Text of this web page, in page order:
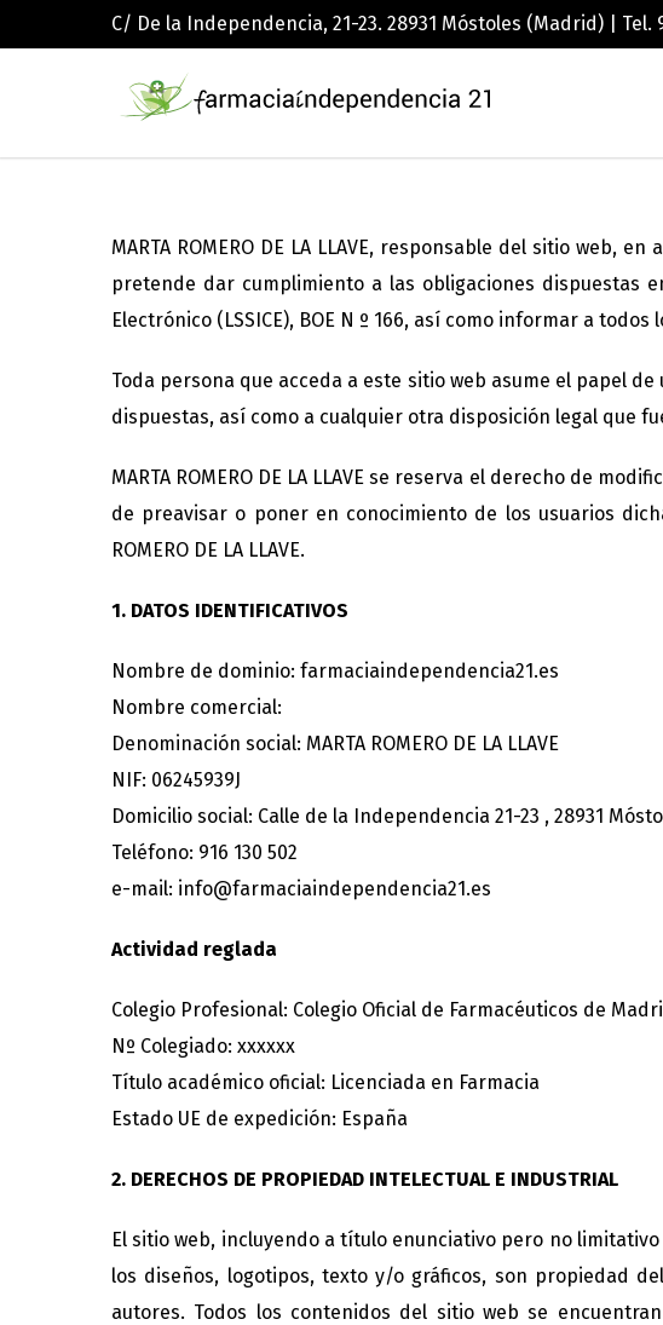
C/ De la Independencia, 21-23. 28931 Móstoles (Madrid) |
MARTA ROMERO DE LA LLAVE, responsable del sitio web,
pretende dar cumplimiento a las obligaciones dispuestas
Electrónico (LSSICE), BOE N º 166, así como informar a
Toda persona que acceda a este sitio web asume el papel
dispuestas, así como a cualquier otra disposición legal que
MARTA ROMERO DE LA LLAVE se reserva el derecho de
de preavisar o poner en conocimiento de los usuarios
ROMERO DE LA LLAVE.
1. DATOS IDENTIFICATIVOS
Nombre de dominio: farmaciaindependencia21.es
Nombre comercial:
Denominación social: MARTA ROMERO DE LA LLAVE
NIF: 06245939J
Domicilio social: Calle de la Independencia 21-23 , 28931
Teléfono: 916 130 502
e-mail: info@farmaciaindependencia21.es
Actividad reglada
Colegio Profesional: Colegio Oficial de Farmacéuticos de
Nº Colegiado: xxxxxx
Título académico oficial: Licenciada en Farmacia
Estado UE de expedición: España
2. DERECHOS DE PROPIEDAD INTELECTUAL E INDUSTRIAL
El sitio web, incluyendo a título enunciativo pero no
los diseños, logotipos, texto y/o gráficos, son propiedad
autores. Todos los contenidos del sitio web se